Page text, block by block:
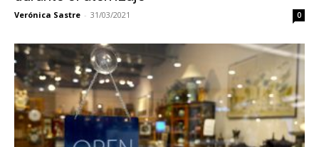
Verónica Sastre - 31/03/2021 0